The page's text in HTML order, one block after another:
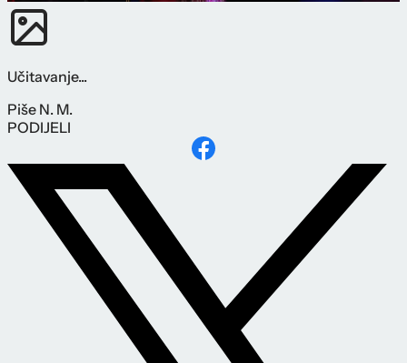
Učitavanje...
Piše N. M.
PODIJELI